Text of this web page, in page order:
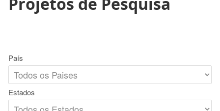
País
Estados